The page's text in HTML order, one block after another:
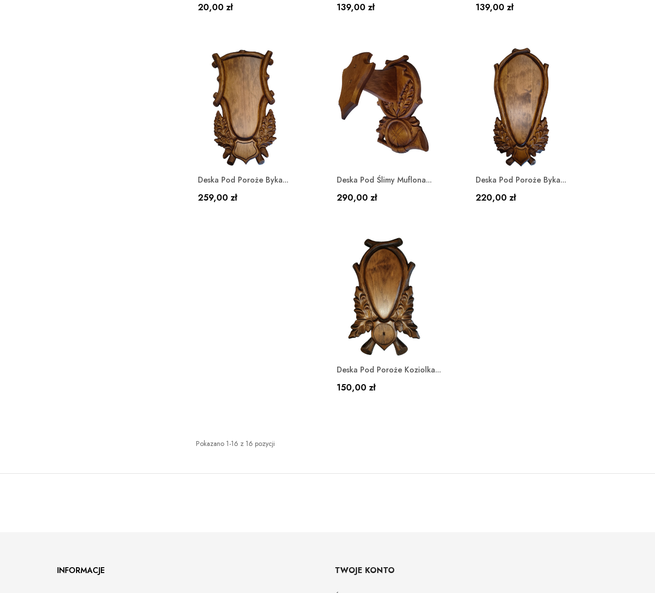
Cena
20,00 zł Cena
139,00 zł Cena
139,00 zł
 Szybki podgląd
Deska Pod Poroże Byka...
Cena
259,00 zł
 Szybki podgląd
Deska Pod Ślimy Muflona...
Cena
290,00 zł
 Szybki podgląd
Deska Pod Poroże Byka...
Cena
220,00 zł
 Szybki podgląd
Deska Pod Poroże Koziolka...
Cena
150,00 zł
Pokazano 1-16 z 16 pozycji
INFORMACJE TWOJE KONTO